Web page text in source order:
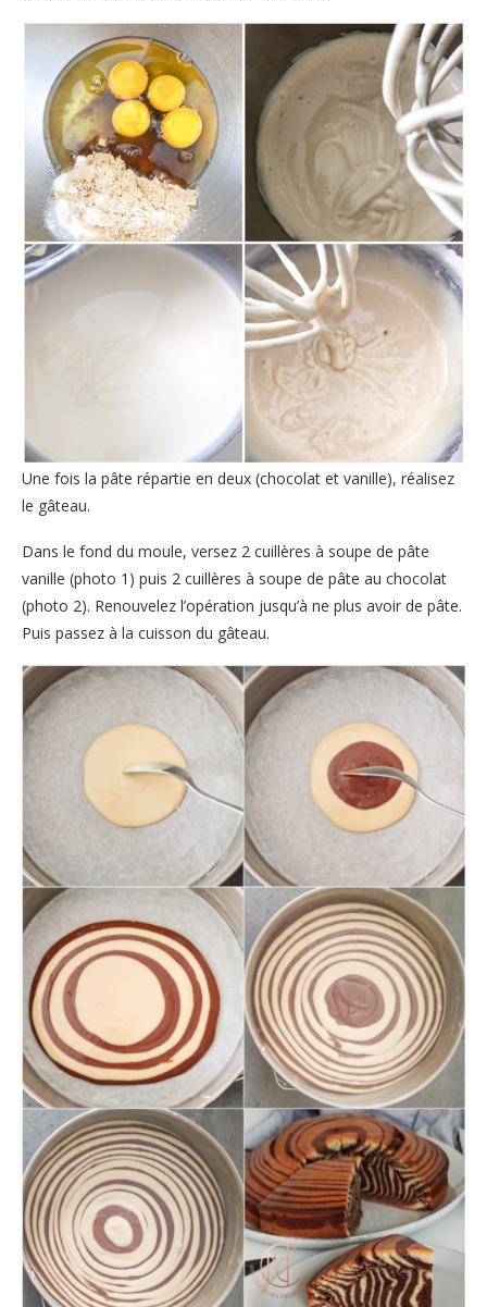
Une fois la pâte répartie en deux (chocolat et vanille), réalisez
le gâteau.
Dans le fond du moule, versez 2 cuillères à soupe de pâte
vanille (photo 1) puis 2 cuillères à soupe de pâte au chocolat
(photo 2). Renouvelez l’opération jusqu’à ne plus avoir de pâte.
Puis passez à la cuisson du gâteau.